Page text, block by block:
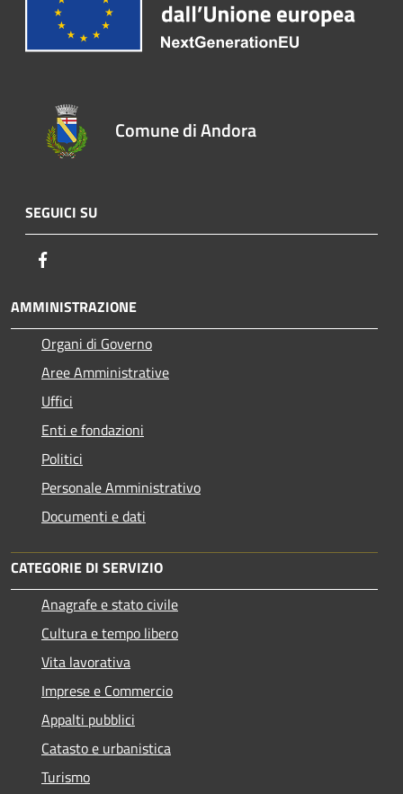
Comune di Andora
SEGUICI SU
AMMINISTRAZIONE
Organi di Governo
Aree Amministrative
Uffici
Enti e fondazioni
Politici
Personale Amministrativo
Documenti e dati
CATEGORIE DI SERVIZIO
Anagrafe e stato civile
Cultura e tempo libero
Vita lavorativa
Imprese e Commercio
Appalti pubblici
Catasto e urbanistica
Turismo